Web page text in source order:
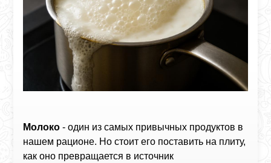
Молоко - один из самых привычных продуктов в
нашем рационе. Но стоит его поставить на плиту,
как оно превращается в источник